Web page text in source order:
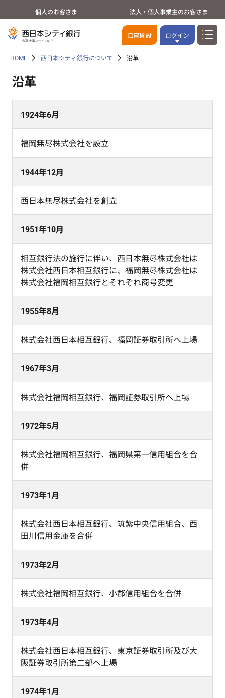
個人のお客さま 法人・個人事業主のお客さま
口座開設 ログイン
HOME 西日本シティ銀行について 沿革
沿革
1924年6月
福岡無尽株式会社を設立
1944年12月
西日本無尽株式会社を創立
1951年10月
相互銀行法の施行に伴い、西日本無尽株式会社は
株式会社西日本相互銀行に、福岡無尽株式会社は
株式会社福岡相互銀行とそれぞれ商号変更
1955年8月
株式会社西日本相互銀行、福岡証券取引所へ上場
1967年3月
株式会社福岡相互銀行、福岡証券取引所へ上場
1972年5月
株式会社福岡相互銀行、福岡県第一信用組合を合
併
1973年1月
株式会社西日本相互銀行、筑紫中央信用組合、西
田川信用金庫を合併
1973年2月
株式会社福岡相互銀行、小郡信用組合を合併
1973年4月
株式会社西日本相互銀行、東京証券取引所及び大
阪証券取引所第二部へ上場
1974年1月